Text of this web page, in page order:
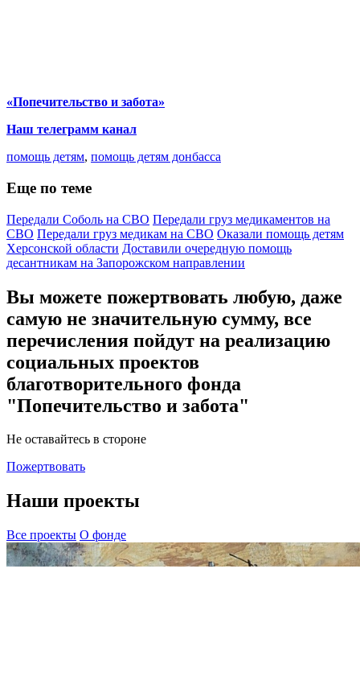
«Попечительство и забота»
Наш телеграмм канал
помощь детям, помощь детям донбасса
Еще по теме
Передали Соболь на СВО Передали груз медикаментов на
СВО Передали груз медикам на СВО Оказали помощь детям
Херсонской области Доставили очередную помощь
десантникам на Запорожском направлении
Вы можете пожертвовать любую, даже
самую не значительную сумму, все
перечисления пойдут на реализацию
социальных проектов
благотворительного фонда
"Попечительство и забота"
Не оставайтесь в стороне
Пожертвовать
Наши проекты
Все проекты О фонде